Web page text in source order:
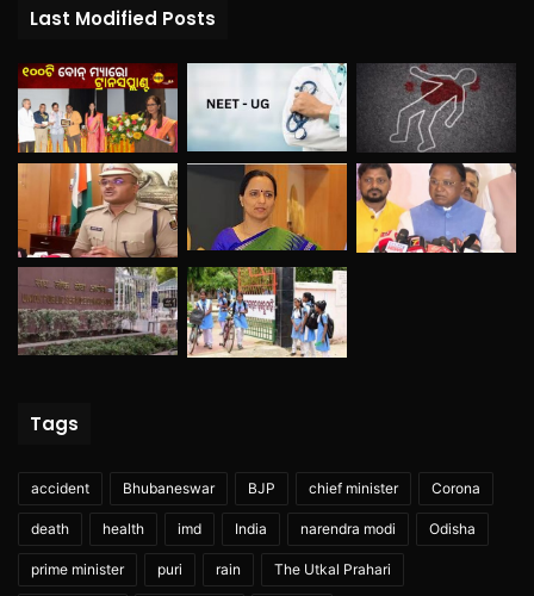
Last Modified Posts
Tags
accident Bhubaneswar BJP chief minister Corona
death health imd India narendra modi Odisha
prime minister puri rain The Utkal Prahari